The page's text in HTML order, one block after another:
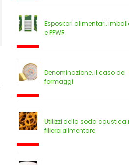
Espositori alimentari,
e PPWR
Denominazione, il caso dei
formaggi
Utilizzi della soda caustica
filiera alimentare